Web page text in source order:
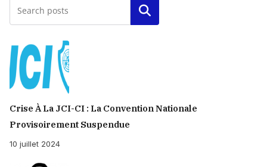
Rechercher
Crise À La JCI-CI : La Convention Nationale
Provisoirement Suspendue
10 juillet 2024